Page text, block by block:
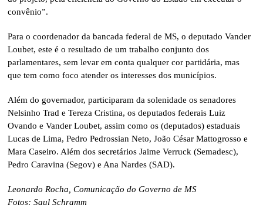
convênio”.
Para o coordenador da bancada federal de MS, o deputado Vander
Loubet, este é o resultado de um trabalho conjunto dos
parlamentares, sem levar em conta qualquer cor partidária, mas
que tem como foco atender os interesses dos municípios.
Além do governador, participaram da solenidade os senadores
Nelsinho Trad e Tereza Cristina, os deputados federais Luiz
Ovando e Vander Loubet, assim como os (deputados) estaduais
Lucas de Lima, Pedro Pedrossian Neto, João César Mattogrosso e
Mara Caseiro. Além dos secretários Jaime Verruck (Semadesc),
Pedro Caravina (Segov) e Ana Nardes (SAD).
Leonardo Rocha, Comunicação do Governo de MS
Fotos: Saul Schramm